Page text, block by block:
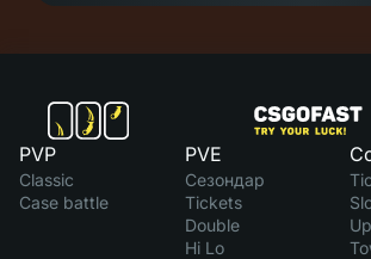
PVP
Classic
Case battle
PVE
Сезондар
Tickets
Double
Hi Lo